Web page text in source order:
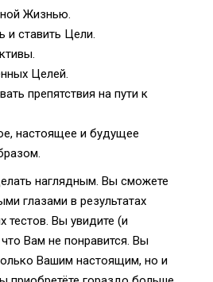
Жизнью.
и ставить Цели.
Целей.
препятствия на пути к
настоящее и будущее
наглядным. Вы сможете
глазами в результатах
тестов. Вы увидите (и
Вам не понравится. Вы
Вашим настоящим, но и